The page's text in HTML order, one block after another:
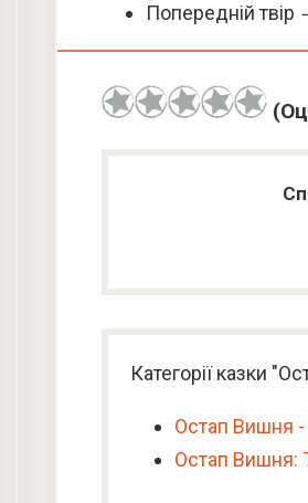
Попередній твір
Категорії казки
Остап Вишня -
Остап Вишня: